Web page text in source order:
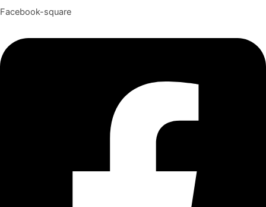
Facebook-square